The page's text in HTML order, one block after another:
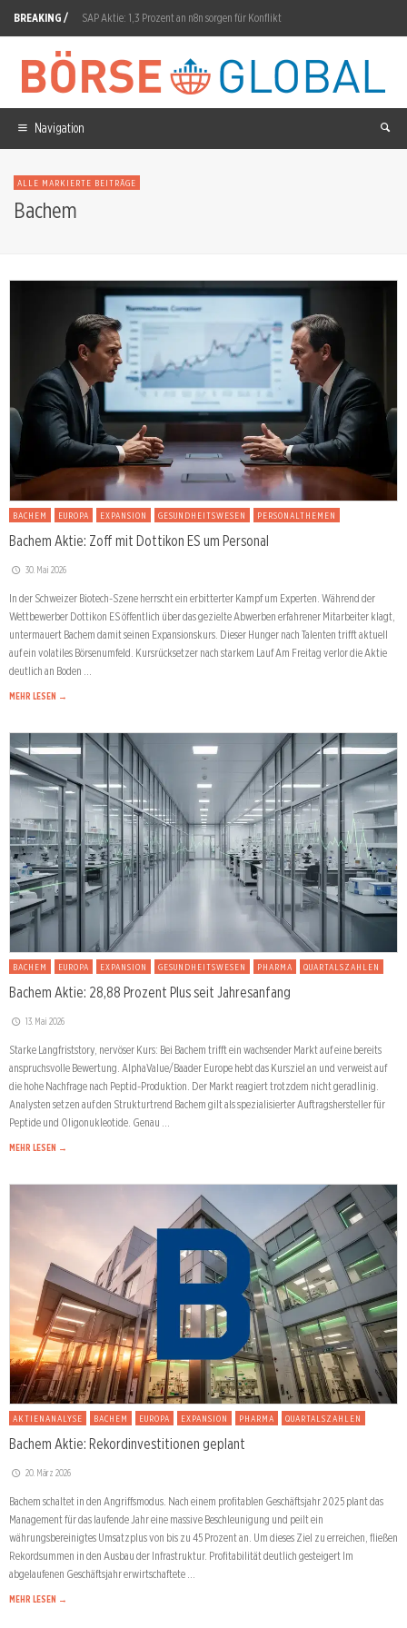
BREAKING / SAP Aktie: 1,3 Prozent an n8n sorgen für Konflikt
Infineon nach dem Kursbeben: Wie geht es weiter?
Adobe Aktie: 70 Werkzeuge im ChatGPT-Plugin
Valneva Aktie: VLA15 zeigt 73,2–74,8% Wirksamkeit
Microsoft Aktie: Takeshi Numoto verkauft 2,39 Millionen Dollar
Navigation
ALLE MARKIERTE BEITRÄGE
Bachem
BACHEM EUROPA EXPANSION GESUNDHEITSWESEN PERSONALTHEMEN
Bachem Aktie: Zoff mit Dottikon ES um Personal
30. Mai 2026
In der Schweizer Biotech-Szene herrscht ein erbitterter Kampf um Experten. Während der
Wettbewerber Dottikon ES öffentlich über das gezielte Abwerben erfahrener Mitarbeiter klagt,
untermauert Bachem damit seinen Expansionskurs. Dieser Hunger nach Talenten trifft aktuell
auf ein volatiles Börsenumfeld. Kursrücksetzer nach starkem Lauf Am Freitag verlor die Aktie
deutlich an Boden …
MEHR LESEN →
BACHEM EUROPA EXPANSION GESUNDHEITSWESEN PHARMA QUARTALSZAHLEN
Bachem Aktie: 28,88 Prozent Plus seit Jahresanfang
13. Mai 2026
Starke Langfriststory, nervöser Kurs: Bei Bachem trifft ein wachsender Markt auf eine bereits
anspruchsvolle Bewertung. AlphaValue/Baader Europe hebt das Kursziel an und verweist auf
die hohe Nachfrage nach Peptid-Produktion. Der Markt reagiert trotzdem nicht geradlinig.
Analysten setzen auf den Strukturtrend Bachem gilt als spezialisierter Auftragshersteller für
Peptide und Oligonukleotide. Genau …
MEHR LESEN →
AKTIENANALYSE BACHEM EUROPA EXPANSION PHARMA QUARTALSZAHLEN
Bachem Aktie: Rekordinvestitionen geplant
20. März 2026
Bachem schaltet in den Angriffsmodus. Nach einem profitablen Geschäftsjahr 2025 plant das
Management für das laufende Jahr eine massive Beschleunigung und peilt ein
währungsbereinigtes Umsatzplus von bis zu 45 Prozent an. Um dieses Ziel zu erreichen, fließen
Rekordsummen in den Ausbau der Infrastruktur. Profitabilität deutlich gesteigert Im
abgelaufenen Geschäftsjahr erwirtschaftete …
MEHR LESEN →